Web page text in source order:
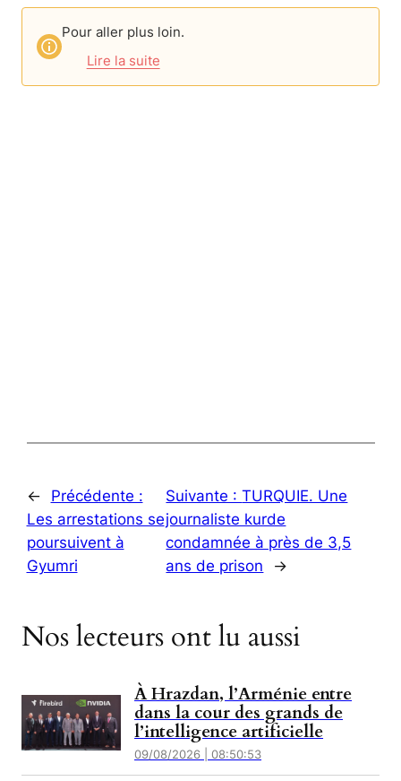
Pour aller plus loin.
Lire la suite
←
Précédente :
Les arrestations se
poursuivent à
Gyumri
Suivante :TURQUIE. Une
journaliste kurde
condamnée à près de 3,5
ans de prison
→
Nos lecteurs ont lu aussi
À Hrazdan, l’Arménie entre
dans la cour des grands de
l’intelligence artificielle
09/08/2026 | 08:50:53